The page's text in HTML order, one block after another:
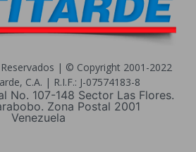
| © Copyright 2001-2022
C.A. | R.I.F.: J-07574183-8
No. 107-148 Sector Las Flores.
Zona Postal 2001
Venezuela